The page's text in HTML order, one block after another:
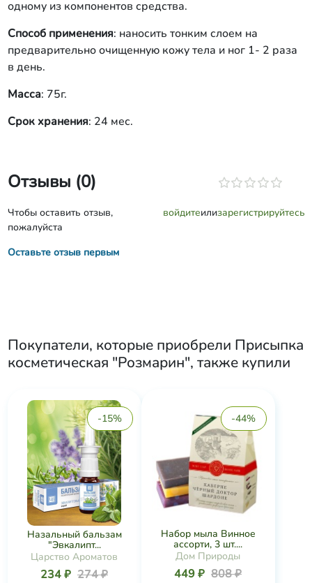
одному из компонентов средства.
Способ применения: наносить тонким слоем на
предварительно очищенную кожу тела и ног 1- 2 раза
в день.
Масса: 75г.
Срок хранения: 24 мес.
Отзывы (0)
Чтобы оставить отзыв,
пожалуйста
войдитеилизарегистрируйтесь
Оставьте отзыв первым
Покупатели, которые приобрели Присыпка
косметическая "Розмарин", также купили
-15%
Назальный бальзам
"Эвкалипт...
Царство Ароматов
234 ₽ 274 ₽
-44%
Набор мыла Винное
ассорти, 3 шт....
Дом Природы
449 ₽ 808 ₽